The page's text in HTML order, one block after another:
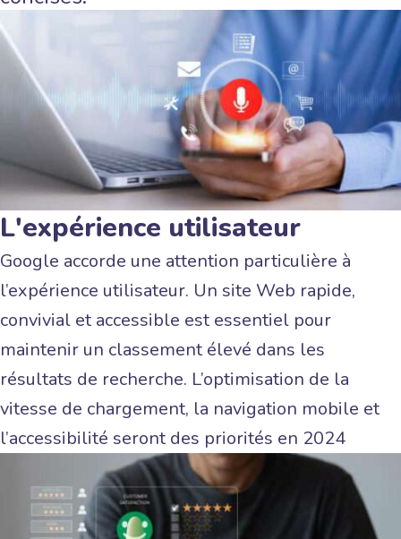
L'expérience utilisateur
Google accorde une attention particulière à
l’expérience utilisateur. Un site Web rapide,
convivial et accessible est essentiel pour
maintenir un classement élevé dans les
résultats de recherche. L’optimisation de la
vitesse de chargement, la navigation mobile et
l’accessibilité seront des priorités en 2024